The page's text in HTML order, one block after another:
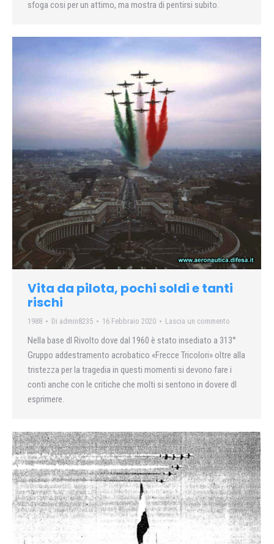
sfoga cosi per un attimo, ma mostra di pentirsi subito.
Vita da pilota, pochi soldi e tanti
rischi
1988 Di admin8235 16 Febbraio 2020 Lascia un commento
Nella base dl Rivolto dove dal 1960 è stato insediato a 313°
Gruppo addestramento acrobatico «Frecce Tricolori» oltre alla
tristezza per la tragedia in questi momenti si devono fare i
conti anche con le critiche che molti si sentono in dovere dl
esprimere.